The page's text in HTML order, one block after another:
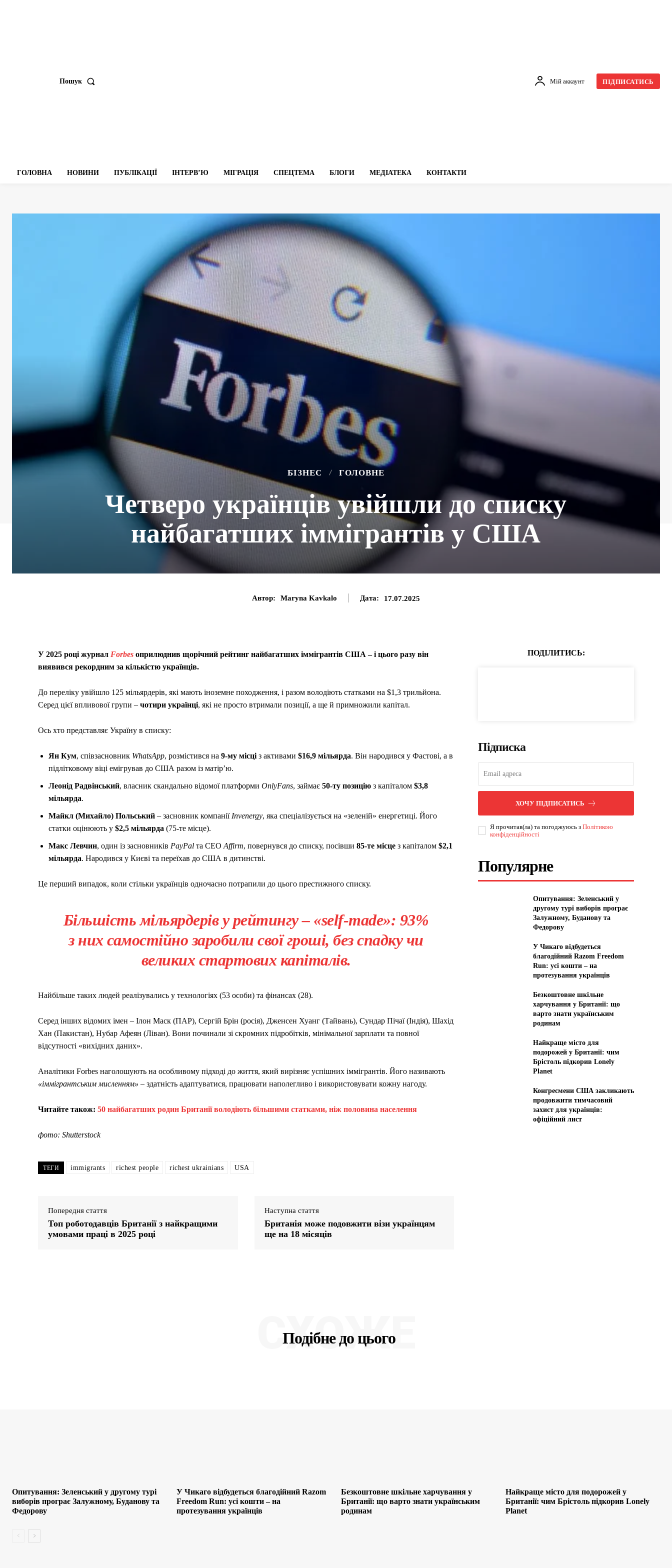
Пошук Мій аккаунт ПІДПИСАТИСЬ
ГОЛОВНА НОВИНИ ПУБЛІКАЦІЇ ІНТЕРВʼЮ МІГРАЦІЯ СПЕЦТЕМА БЛОГИ МЕДІАТЕКА КОНТАКТИ
БІЗНЕС ГОЛОВНЕ
Четверо українців увійшли до списку
найбагатших іммігрантів у США
Автор: Maryna Kavkalo Дата: 17.07.2025
У 2025 році журнал Forbes оприлюднив щорічний рейтинг найбагатших іммігрантів США – і цього разу він
виявився рекордним за кількістю українців.
До переліку увійшло 125 мільярдерів, які мають іноземне походження, і разом володіють статками на $1,3 трильйона.
Серед цієї впливової групи – чотири українці, які не просто втримали позиції, а ще й примножили капітал.
Ось хто представляє Україну в списку:
Ян Кум, співзасновник WhatsApp, розмістився на 9-му місці з активами $16,9 мільярда. Він народився у Фастові, а в
підлітковому віці емігрував до США разом із матір’ю.
Леонід Радвінський, власник скандально відомої платформи OnlyFans, займає 50-ту позицію з капіталом $3,8
мільярда.
Майкл (Михайло) Польський – засновник компанії Invenergy, яка спеціалізується на «зеленій» енергетиці. Його
статки оцінюють у $2,5 мільярда (75-те місце).
Макс Левчин, один із засновників PayPal та CEO Affirm, повернувся до списку, посівши 85-те місце з капіталом $2,1
мільярда. Народився у Києві та переїхав до США в дитинстві.
Це перший випадок, коли стільки українців одночасно потрапили до цього престижного списку.
Більшість мільярдерів у рейтингу – «self-made»: 93%
з них самостійно заробили свої гроші, без спадку чи
великих стартових капіталів.
Найбільше таких людей реалізувались у технологіях (53 особи) та фінансах (28).
Серед інших відомих імен – Ілон Маск (ПАР), Сергій Брін (росія), Дженсен Хуанг (Тайвань), Сундар Пічаї (Індія), Шахід
Хан (Пакистан), Нубар Афеян (Ліван). Вони починали зі скромних підробітків, мінімальної зарплати та повної
відсутності «вихідних даних».
Аналітики Forbes наголошують на особливому підході до життя, який вирізняє успішних іммігрантів. Його називають
«іммігрантським мисленням» – здатність адаптуватися, працювати наполегливо і використовувати кожну нагоду.
Читайте також: 50 найбагатших родин Британії володіють більшими статками, ніж половина населення
фото: Shutterstock
ТЕГИ immigrants richest people richest ukrainians USA
Попередня стаття
Топ роботодавців Британії з найкращими
умовами праці в 2025 році
Наступна стаття
Британія може подовжити візи українцям
ще на 18 місяців
ПОДІЛИТИСЬ:
Підписка
ХОЧУ ПІДПИСАТИСЬ
Я прочитав(ла) та погоджуюсь зПолітикою
конфіденційності
Популярне
Опитування: Зеленський у
другому турі виборів програє
Залужному, Буданову та
Федорову
У Чикаго відбудеться
благодійний Razom Freedom
Run: усі кошти – на
протезування українців
Безкоштовне шкільне
харчування у Британії: що
варто знати українським
родинам
Найкраще місто для
подорожей у Британії: чим
Брістоль підкорив Lonely
Planet
Конгресмени США закликають
продовжити тимчасовий
захист для українців:
офіційний лист
Подібне до цього
СХОЖЕ
Опитування: Зеленський у другому турі
виборів програє Залужному, Буданову та
Федорову
У Чикаго відбудеться благодійний Razom
Freedom Run: усі кошти – на
протезування українців
Безкоштовне шкільне харчування у
Британії: що варто знати українським
родинам
Найкраще місто для подорожей у
Британії: чим Брістоль підкорив Lonely
Planet